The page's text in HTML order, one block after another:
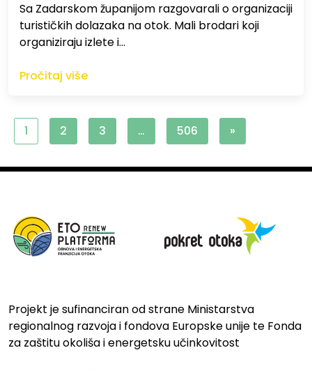
Sa Zadarskom županijom razgovarali o organizaciji
turističkih dolazaka na otok. Mali brodari koji
organiziraju izlete i…
Pročitaj više
1 2 3 … 506 »
Projekt je sufinanciran od strane Ministarstva
regionalnog razvoja i fondova Europske unije te Fonda
za zaštitu okoliša i energetsku učinkovitost